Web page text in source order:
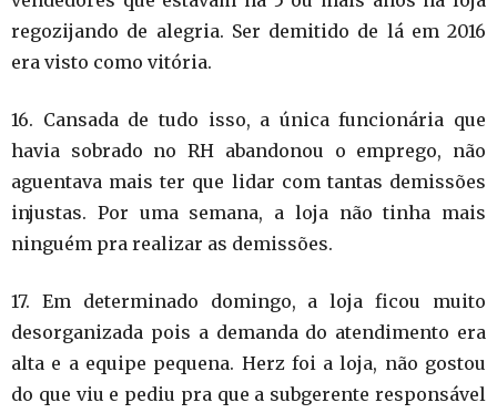
regozijando de alegria. Ser demitido de lá em 2016
era visto como vitória.
16. Cansada de tudo isso, a única funcionária que
havia sobrado no RH abandonou o emprego, não
aguentava mais ter que lidar com tantas demissões
injustas. Por uma semana, a loja não tinha mais
ninguém pra realizar as demissões.
17. Em determinado domingo, a loja ficou muito
desorganizada pois a demanda do atendimento era
alta e a equipe pequena. Herz foi a loja, não gostou
do que viu e pediu pra que a subgerente responsável